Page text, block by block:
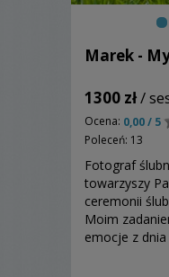
Marek -
1300 zł/
Ocena: 0,00 / 5
Poleceń: 13
Fotograf
towarzyszy
ceremonii
Moim
emocje z dnia